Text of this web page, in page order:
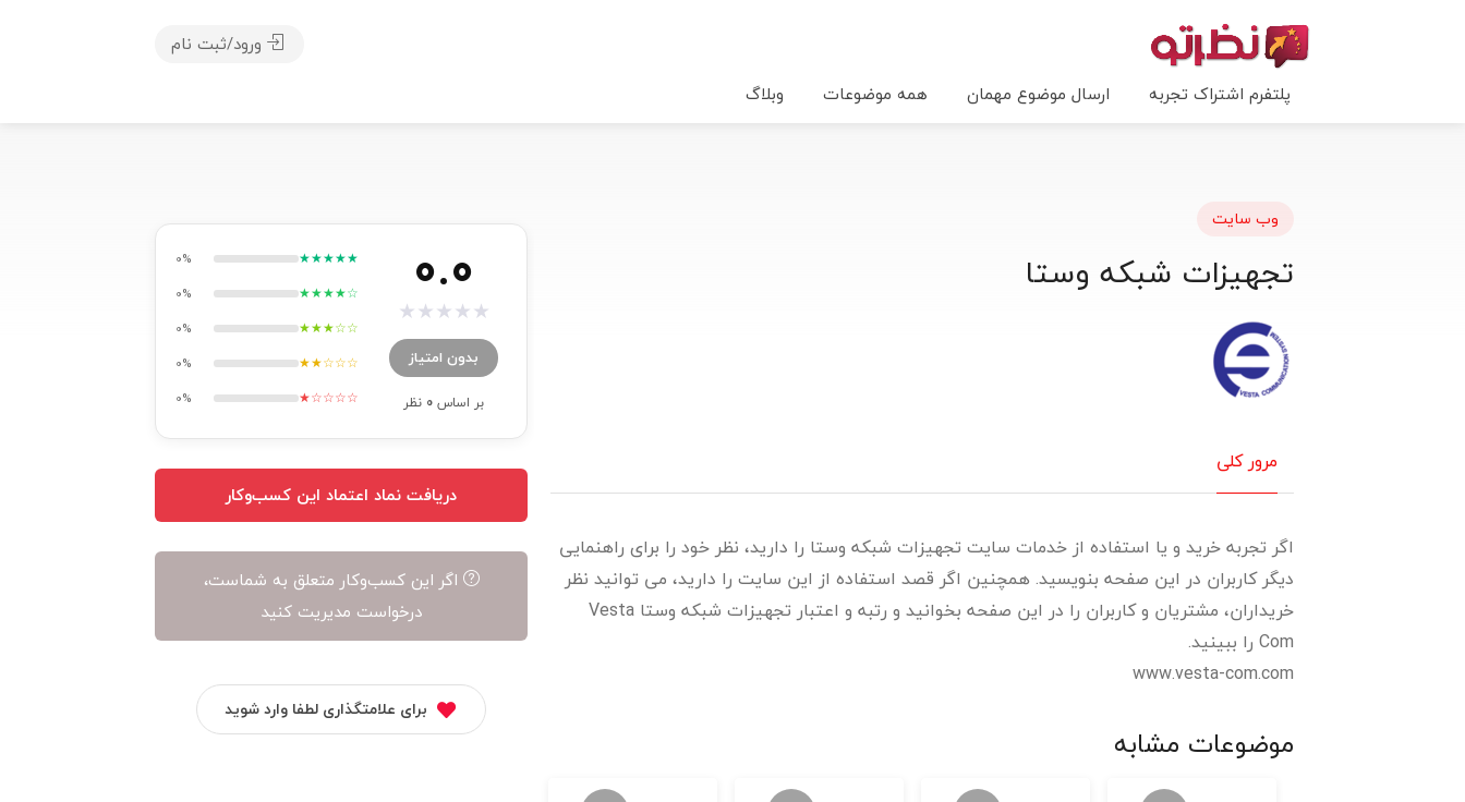
پلتفرم اشتراک تجربه ارسال موضوع مهمان همه موضوعات وبلاگ
ورود/ثبت نام
وب سایت
تجهیزات شبکه وستا
مرور کلی
اگر تجربه خرید و یا استفاده از خدمات سایت تجهیزات شبکه وستا را دارید، نظر خود را برای راهنمایی
دیگر کاربران در این صفحه بنویسید. همچنین اگر قصد استفاده از این سایت را دارید، می توانید نظر
خریداران، مشتریان و کاربران را در این صفحه بخوانید و رتبه و اعتبار تجهیزات شبکه وستا Vesta
Com را ببینید.
www.vesta-com.com
موضوعات مشابه
0.0
★
★
★
★
★
بدون امتیاز
بر اساس0 نظر
★★★★★
0%
★★★★☆
0%
★★★☆☆
0%
★★☆☆☆
0%
★☆☆☆☆
0%
دریافت نماد اعتماد این کسب‌وکار
اگر این کسب‌وکار متعلق به شماست،
درخواست مدیریت کنید
برای علامتگذاری لطفا وارد شوید